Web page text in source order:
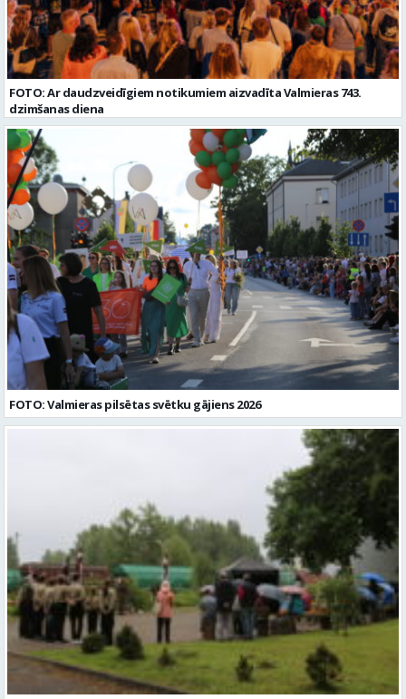
FOTO: Ar daudzveidīgiem notikumiem aizvadīta Valmieras 743.
dzimšanas diena
FOTO: Valmieras pilsētas svētku gājiens 2026